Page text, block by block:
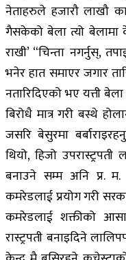
नेताहरुले हजारौ लाखौ
गैसकेको बेला त्यो
राखी’ “चिन्ता नगर्नुस्,
भनेर हात समाएर जगार
नतारिदिएको भए यत्ती
बिरोधै मात्र गरी बस्थे
जसरि बेसुरमा
थियो, हिजो
बनाउने सम्म अनि प्र.
कमरेडलाई प्रयोग गरी
कमरेडलाई शक्तीको
रास्ट्रपती बनाइदिने